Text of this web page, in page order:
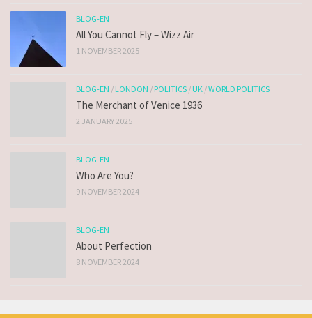
BLOG-EN
All You Cannot Fly – Wizz Air
1 NOVEMBER 2025
BLOG-EN /LONDON /POLITICS /UK /WORLD POLITICS
The Merchant of Venice 1936
2 JANUARY 2025
BLOG-EN
Who Are You?
9 NOVEMBER 2024
BLOG-EN
About Perfection
8 NOVEMBER 2024